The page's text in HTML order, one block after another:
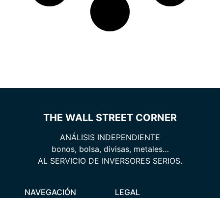
THE WALL STREET CORNER
ANÁLISIS INDEPENDIENTE
bonos, bolsa, divisas, metales…
AL SERVICIO DE INVERSORES SERIOS.
NAVEGACIÓN LEGAL